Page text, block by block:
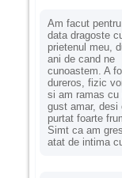
Am facut
data dragoste
prietenul meu,
ani de cand ne
cunoastem. A
dureros, fizic
si am ramas cu
gust amar, desi
purtat foarte
Simt ca am
atat de intima cu